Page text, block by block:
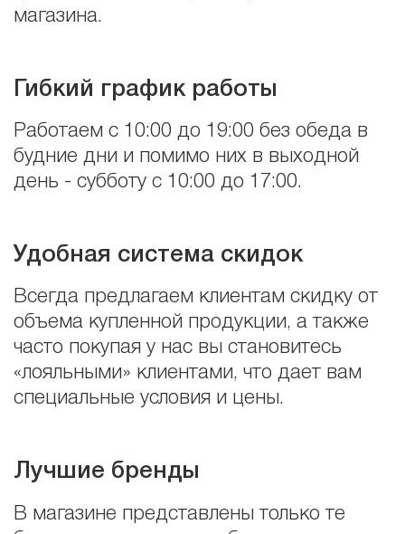
магазина.
Гибкий график работы
Работаем с 10:00 до 19:00 без обеда в
будние дни и помимо них в выходной
день - субботу с 10:00 до 17:00.
Удобная система скидок
Всегда предлагаем клиентам скидку от
объема купленной продукции, а также
часто покупая у нас вы становитесь
«лояльными» клиентами, что дает вам
специальные условия и цены.
Лучшие бренды
В магазине представлены только те